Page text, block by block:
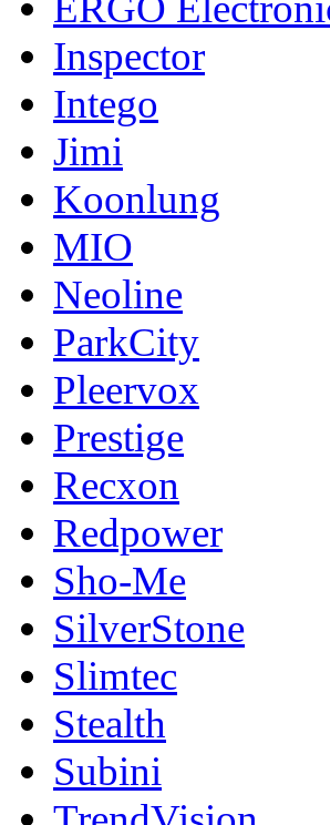
Inspector
Intego
Jimi
Koonlung
MIO
Neoline
ParkCity
Pleervox
Prestige
Recxon
Redpower
Sho-Me
SilverStone
Slimtec
Stealth
Subini